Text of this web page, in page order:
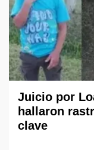
Juicio por
hallaron
clave